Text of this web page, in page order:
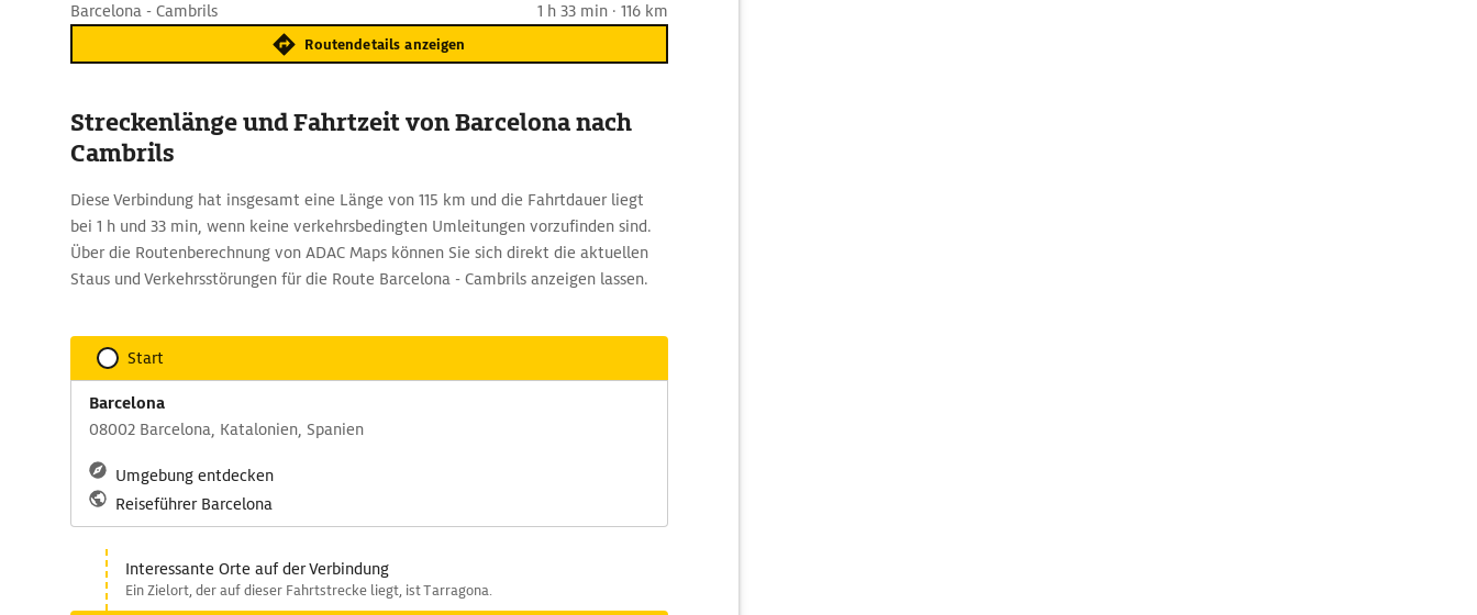
Barcelona - Cambrils 1 h 33 min · 116 km
Routendetails anzeigen
Streckenlänge und Fahrtzeit von Barcelona nach
Cambrils
Diese Verbindung hat insgesamt eine Länge von 115 km und die Fahrtdauer liegt
bei 1 h und 33 min, wenn keine verkehrsbedingten Umleitungen vorzufinden sind.
Über die Routenberechnung von ADAC Maps können Sie sich direkt die aktuellen
Staus und Verkehrsstörungen für die Route Barcelona - Cambrils anzeigen lassen.
Start
Barcelona
08002 Barcelona, Katalonien, Spanien
Umgebung entdecken
Reiseführer Barcelona
Interessante Orte auf der Verbindung
Ein Zielort, der auf dieser Fahrtstrecke liegt, ist Tarragona.